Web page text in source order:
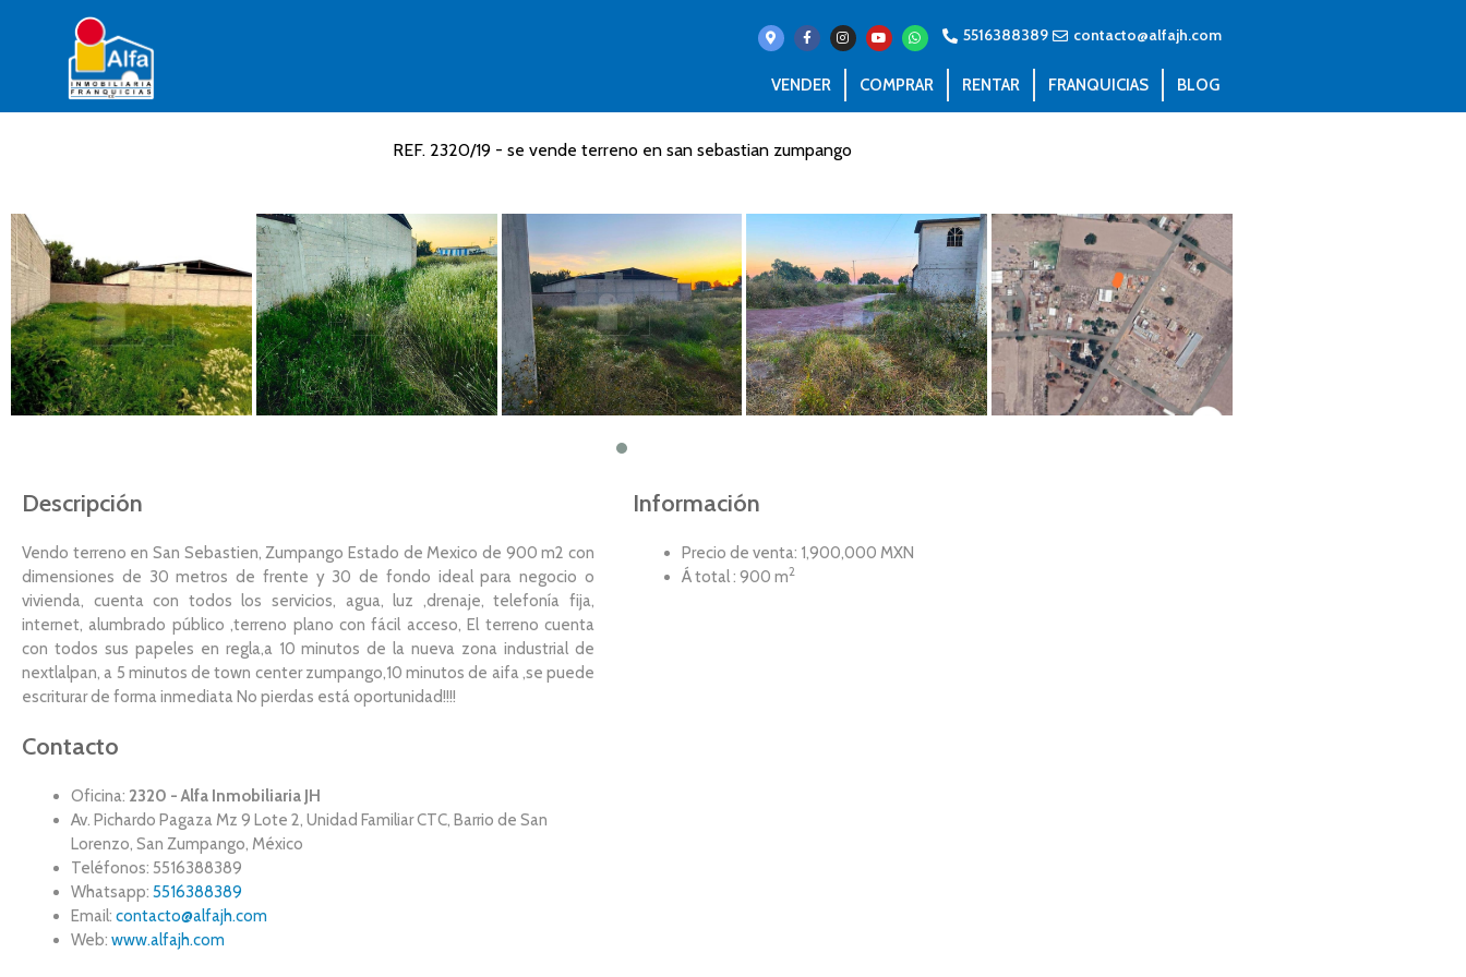
5516388389 contacto@alfajh.com
VENDER COMPRAR RENTAR FRANQUICIAS BLOG
REF. 2320/19 - se vende terreno en san sebastian zumpango
Descripción
Vendo terreno en San Sebastien, Zumpango Estado de Mexico de 900 m2 con
dimensiones de 30 metros de frente y 30 de fondo ideal para negocio o
vivienda, cuenta con todos los servicios, agua, luz ,drenaje, telefonía fija,
internet, alumbrado público ,terreno plano con fácil acceso, El terreno cuenta
con todos sus papeles en regla,a 10 minutos de la nueva zona industrial de
nextlalpan, a 5 minutos de town center zumpango,10 minutos de aifa ,se puede
escriturar de forma inmediata No pierdas está oportunidad!!!!
Contacto
Oficina: 2320 - Alfa Inmobiliaria JH
Av. Pichardo Pagaza Mz 9 Lote 2, Unidad Familiar CTC, Barrio de San
Lorenzo, San Zumpango, México
Teléfonos: 5516388389
Whatsapp: 5516388389
Email: contacto@alfajh.com
Web: www.alfajh.com
Información
Precio de venta: 1,900,000 MXN
Á total : 900 m2